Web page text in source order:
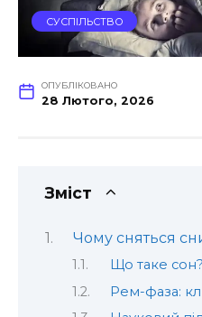
СУСПІЛЬСТВО
ОПУБЛІКОВАНО
28 Лютого, 2026
Зміст
Чому сняться
Що таке сон?
Рем-фаза: